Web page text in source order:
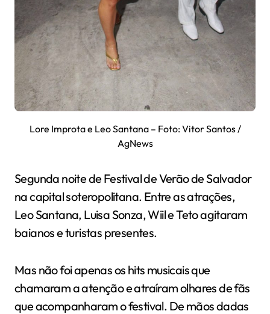
Lore Improta e Leo Santana – Foto: Vitor Santos /
AgNews
Segunda noite de Festival de Verão de Salvador
na capital soteropolitana. Entre as atrações,
Leo Santana, Luisa Sonza, Wiil e Teto agitaram
baianos e turistas presentes.
Mas não foi apenas os hits musicais que
chamaram a atenção e atraíram olhares de fãs
que acompanharam o festival. De mãos dadas